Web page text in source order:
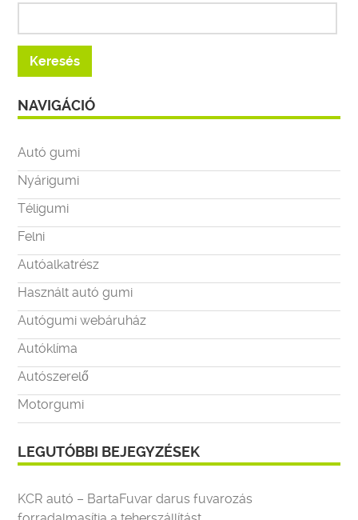
NAVIGÁCIÓ
Autó gumi
Nyárigumi
Téligumi
Felni
Autóalkatrész
Használt autó gumi
Autógumi webáruház
Autóklíma
Autószerelő
Motorgumi
LEGUTÓBBI BEJEGYZÉSEK
KCR autó – BartaFuvar darus fuvarozás